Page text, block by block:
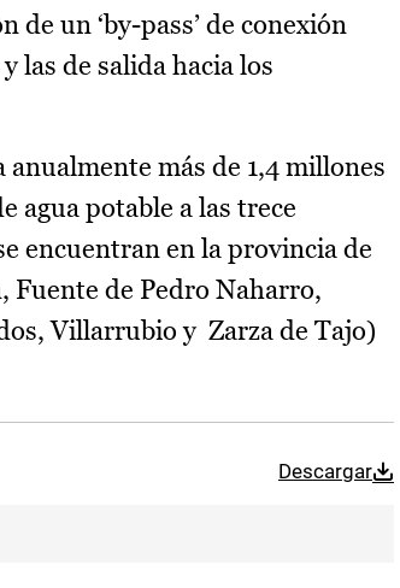
un ‘by-pass’ de conexión
las de salida hacia los
más de 1,4 millones
agua potable a las trece
encuentran en la provincia de
Fuente de Pedro Naharro,
Villarrubio y Zarza de Tajo)
Descargar